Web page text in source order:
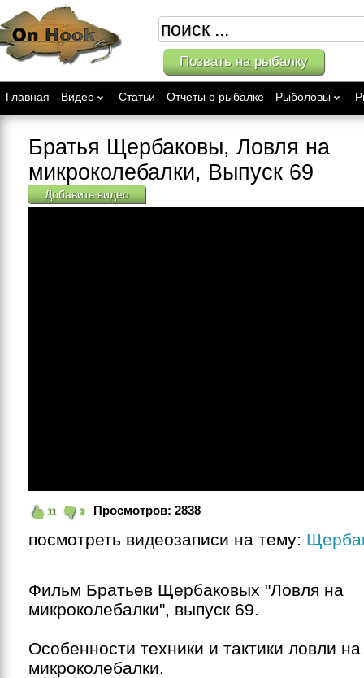
Позвать на рыбалку
Главная Видео Статьи Отчеты о рыбалке Рыболовы
Братья Щербаковы, Ловля на
микроколебалки, Выпуск 69
Добавить видео
11 2 Просмотров: 2838
посмотреть видеозаписи на тему:
Фильм Братьев Щербаковых "Ловля на
микроколебалки", выпуск 69.
Особенности техники и тактики ловли на
микроколебалки.